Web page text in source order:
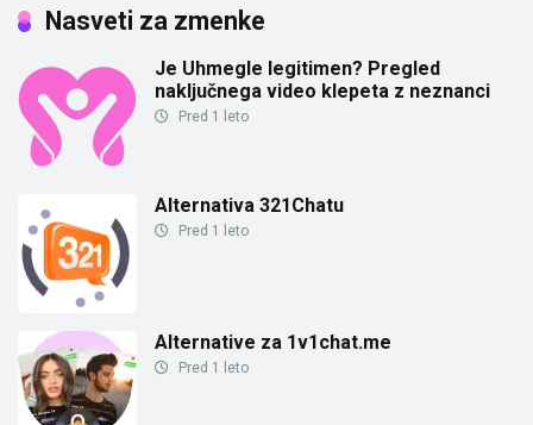
Nasveti za zmenke
Je Uhmegle legitimen? Pregled
naključnega video klepeta z neznanci
Pred 1 leto
Alternativa 321Chatu
Pred 1 leto
Alternative za 1v1chat.me
Pred 1 leto